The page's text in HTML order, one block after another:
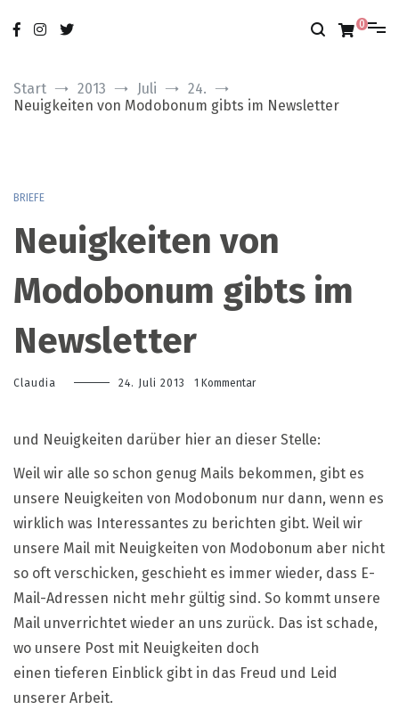
Inhalt
springen
modobonum
nur das Gute 0
Start 2013 Juli
24.
Neuigkeiten von Modobonum gibts im Newsletter
BRIEFE
Neuigkeiten von
Modobonum gibts im
Newsletter
Claudia 24. Juli 2013 1 Kommentarzu
Modobonum
im
und Neuigkeiten darüber hier an dieser Stelle:
Weil wir alle so schon genug Mails bekommen, gibt es
unsere Neuigkeiten von Modobonum nur dann, wenn es
wirklich was Interessantes zu berichten gibt. Weil wir
unsere Mail mit Neuigkeiten von Modobonum aber nicht
so oft verschicken, geschieht es immer wieder, dass E-
Mail-Adressen nicht mehr gültig sind. So kommt unsere
Mail unverrichtet wieder an uns zurück. Das ist schade,
wo unsere Post mit Neuigkeiten doch
einen tieferen Einblick gibt in das Freud und Leid
unserer Arbeit.